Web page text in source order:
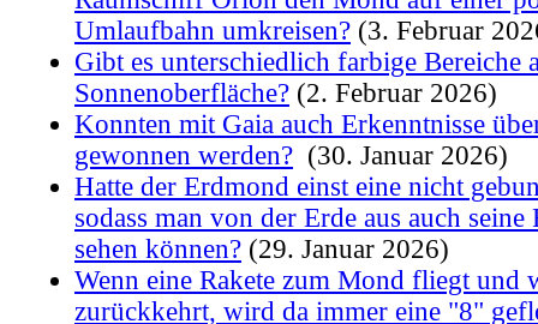
Umlaufbahn umkreisen? (3. Februar
Gibt es unterschiedlich farbige Bereiche
Sonnenoberfläche? (2. Februar 2026)
Konnten mit Gaia auch Erkenntnisse
gewonnen werden? (30. Januar 2026)
Hatte der Erdmond einst eine nicht
sodass man von der Erde aus auch seine
sehen können? (29. Januar 2026)
Wenn eine Rakete zum Mond fliegt und
zurückkehrt, wird da immer eine "8"